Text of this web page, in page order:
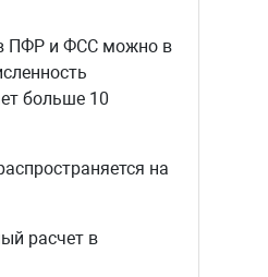
в ПФР и ФСС можно в
больше 10
на
расчет в